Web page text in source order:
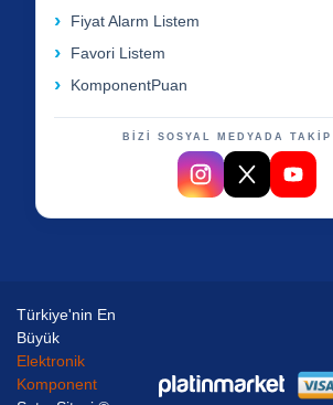
Fiyat Alarm Listem
Favori Listem
KomponentPuan
BİZİ SOSYAL MEDYADA TAKİP
Türkiye'nin En
Büyük
Elektronik
Komponent